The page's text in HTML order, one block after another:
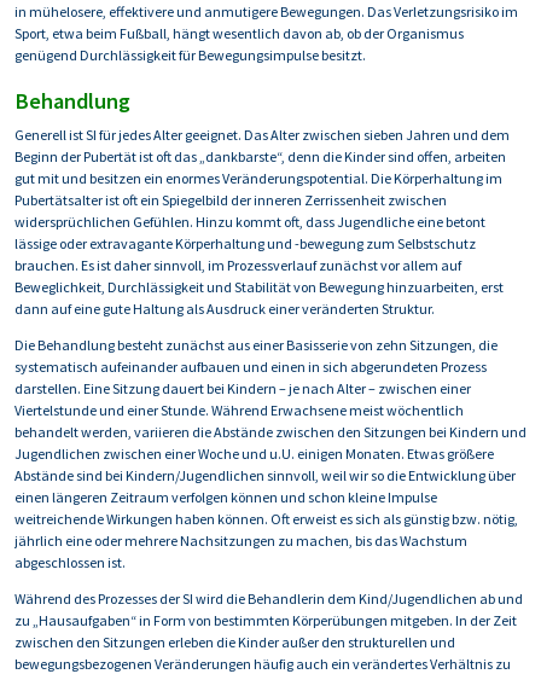
in mühelosere, effektivere und anmutigere Bewegungen. Das Verletzungsrisiko im
Sport, etwa beim Fußball, hängt wesentlich davon ab, ob der Organismus
genügend Durchlässigkeit für Bewegungsimpulse besitzt.
Behandlung
Generell ist SI für jedes Alter geeignet. Das Alter zwischen sieben Jahren und dem
Beginn der Pubertät ist oft das „dankbarste“, denn die Kinder sind offen, arbeiten
gut mit und besitzen ein enormes Veränderungspotential. Die Körperhaltung im
Pubertätsalter ist oft ein Spiegelbild der inneren Zerrissenheit zwischen
widersprüchlichen Gefühlen. Hinzu kommt oft, dass Jugendliche eine betont
lässige oder extravagante Körperhaltung und -bewegung zum Selbstschutz
brauchen. Es ist daher sinnvoll, im Prozessverlauf zunächst vor allem auf
Beweglichkeit, Durchlässigkeit und Stabilität von Bewegung hinzuarbeiten, erst
dann auf eine gute Haltung als Ausdruck einer veränderten Struktur.
Die Behandlung besteht zunächst aus einer Basisserie von zehn Sitzungen, die
systematisch aufeinander aufbauen und einen in sich abgerundeten Prozess
darstellen. Eine Sitzung dauert bei Kindern – je nach Alter – zwischen einer
Viertelstunde und einer Stunde. Während Erwachsene meist wöchentlich
behandelt werden, variieren die Abstände zwischen den Sitzungen bei Kindern und
Jugendlichen zwischen einer Woche und u.U. einigen Monaten. Etwas größere
Abstände sind bei Kindern/Jugendlichen sinnvoll, weil wir so die Entwicklung über
einen längeren Zeitraum verfolgen können und schon kleine Impulse
weitreichende Wirkungen haben können. Oft erweist es sich als günstig bzw. nötig,
jährlich eine oder mehrere Nachsitzungen zu machen, bis das Wachstum
abgeschlossen ist.
Während des Prozesses der SI wird die Behandlerin dem Kind/Jugendlichen ab und
zu „Hausaufgaben“ in Form von bestimmten Körperübungen mitgeben. In der Zeit
zwischen den Sitzungen erleben die Kinder außer den strukturellen und
bewegungsbezogenen Veränderungen häufig auch ein verändertes Verhältnis zu